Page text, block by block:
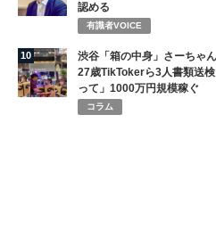
認める
有識者VOICE
10
渋谷「箱の中身」さーちゃ
27歳TikTokerら3人書類送
って」1000万円規模稼ぐ
コラム